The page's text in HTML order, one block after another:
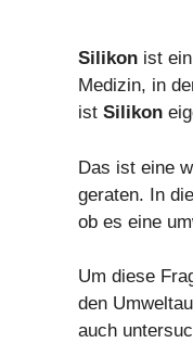
Silikon ist
Medizin, in
ist Silikon
Das ist eine
geraten. In
ob es eine
Um diese
den
auch